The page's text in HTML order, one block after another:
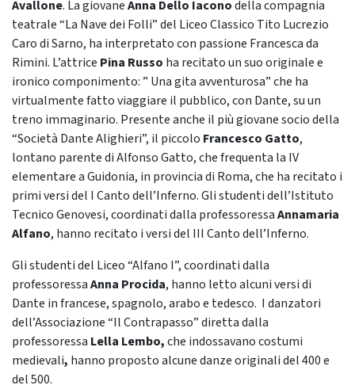
Avallone. La giovaneAnna Dello Iaconodella compagnia
teatrale “La Nave dei Folli” del Liceo Classico Tito Lucrezio
Caro di Sarno, ha interpretato con passione Francesca da
Rimini. L’attrice Pina Russo ha recitato un suo originale e
ironico componimento: ” Una gita avventurosa” che ha
virtualmente fatto viaggiare il pubblico, con Dante, su un
treno immaginario. Presente anche il più giovane socio della
“Società Dante Alighieri”, il piccolo Francesco Gatto,
lontano parente di Alfonso Gatto, che frequenta la IV
elementare a Guidonia, in provincia di Roma, che ha recitato i
primi versi del I Canto dell’Inferno. Gli studenti dell’Istituto
Tecnico Genovesi, coordinati dalla professoressaAnnamaria
Alfano, hanno recitato i versi del III Canto dell’Inferno.
Gli studenti del Liceo “Alfano I”, coordinati dalla
professoressaAnna Procida, hanno letto alcuni versi di
Dante in francese, spagnolo, arabo e tedesco. I danzatori
dell’Associazione “Il Contrapasso” diretta dalla
professoressa Lella Lembo,che indossavano costumi
medievali, hanno proposto alcune danze originali del 400 e
del 500.